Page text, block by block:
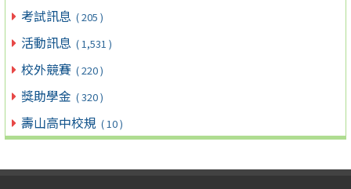
考試訊息 ( 205 )
活動訊息 ( 1,531 )
校外競賽 ( 220 )
獎助學金 ( 320 )
壽山高中校規 ( 10 )